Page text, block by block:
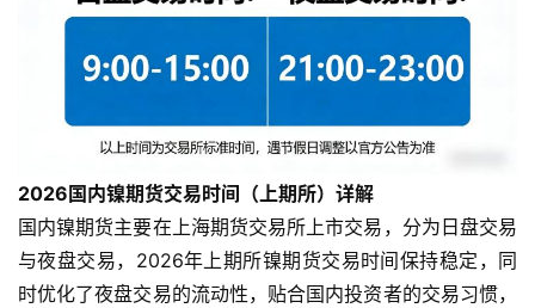
2026国内镍期货交易时间（上期所）详解
国内镍期货主要在上海期货交易所上市交易，分为日盘交易
与夜盘交易，2026年上期所镍期货交易时间保持稳定，同
时优化了夜盘交易的流动性，贴合国内投资者的交易习惯，